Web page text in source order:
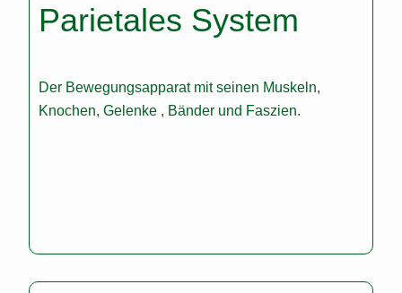
Parietales System
Der Bewegungsapparat mit seinen Muskeln,
Knochen, Gelenke , Bänder und Faszien.